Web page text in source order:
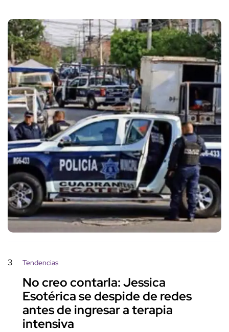
3 Tendencias
No creo contarla: Jessica
Esotérica se despide de redes
antes de ingresar a terapia
intensiva